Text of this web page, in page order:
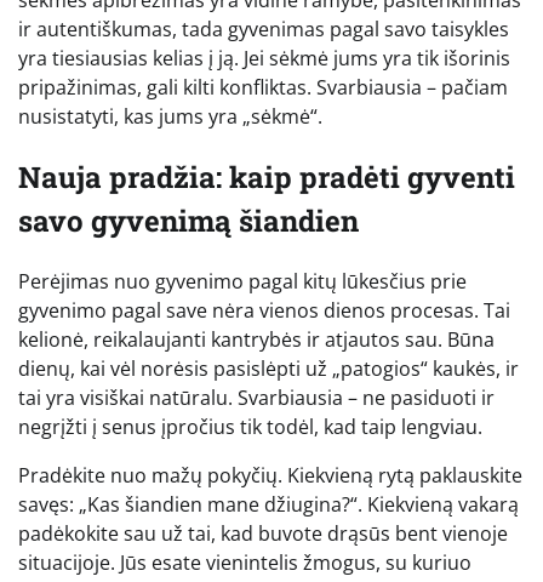
ir autentiškumas, tada gyvenimas pagal savo taisykles
yra tiesiausias kelias į ją. Jei sėkmė jums yra tik išorinis
pripažinimas, gali kilti konfliktas. Svarbiausia – pačiam
nusistatyti, kas jums yra „sėkmė“.
Nauja pradžia: kaip pradėti gyventi
savo gyvenimą šiandien
Perėjimas nuo gyvenimo pagal kitų lūkesčius prie
gyvenimo pagal save nėra vienos dienos procesas. Tai
kelionė, reikalaujanti kantrybės ir atjautos sau. Būna
dienų, kai vėl norėsis pasislėpti už „patogios“ kaukės, ir
tai yra visiškai natūralu. Svarbiausia – ne pasiduoti ir
negrįžti į senus įpročius tik todėl, kad taip lengviau.
Pradėkite nuo mažų pokyčių. Kiekvieną rytą paklauskite
savęs: „Kas šiandien mane džiugina?“. Kiekvieną vakarą
padėkokite sau už tai, kad buvote drąsūs bent vienoje
situacijoje. Jūs esate vienintelis žmogus, su kuriuo